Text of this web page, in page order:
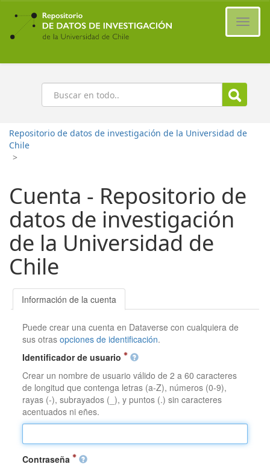
Ir
contenido
principal
Buscar
Repositorio de datos de investigación de la Universidad de
Chile
>
Cuenta - Repositorio de
datos de investigación
de la Universidad de
Chile
Información de la cuenta
Puede crear una cuenta en Dataverse con cualquiera de
sus otrasopciones de identificación.
Identificador de usuario
Crear un nombre de usuario válido de 2 a 60 caracteres
de longitud que contenga letras (a-Z), números (0-9),
rayas (-), subrayados (_), y puntos (.) sin caracteres
acentuados ni eñes.
Contraseña